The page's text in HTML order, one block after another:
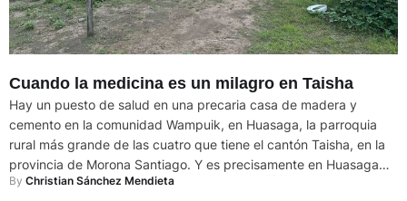
Cuando la medicina es un milagro en Taisha
Hay un puesto de salud en una precaria casa de madera y
cemento en la comunidad Wampuik, en Huasaga, la parroquia
rural más grande de las cuatro que tiene el cantón Taisha, en la
provincia de Morona Santiago. Y es precisamente en Huasaga
donde, desde diciembre de 2024, se reportan muertes de niños
By Christian Sánchez Mendieta